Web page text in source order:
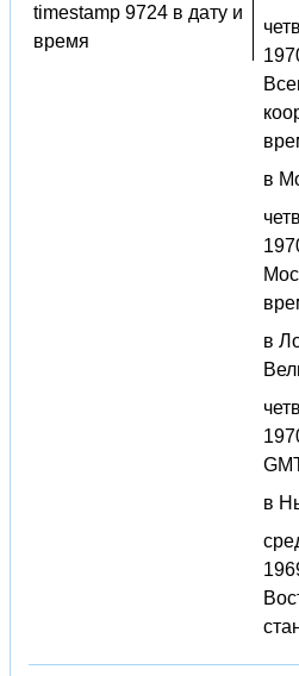
timestamp 9724 в дату и
время
в
в
в